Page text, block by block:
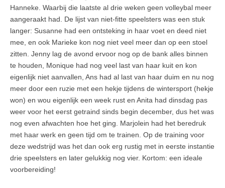
Hanneke. Waarbij die laatste al drie weken geen volleybal meer
aangeraakt had. De lijst van niet-fitte speelsters was een stuk
langer: Susanne had een ontsteking in haar voet en deed niet
mee, en ook Marieke kon nog niet veel meer dan op een stoel
zitten. Jenny lag de avond ervoor nog op de bank alles binnen
te houden, Monique had nog veel last van haar kuit en kon
eigenlijk niet aanvallen, Ans had al last van haar duim en nu nog
meer door een ruzie met een hekje tijdens de wintersport (hekje
won) en wou eigenlijk een week rust en Anita had dinsdag pas
weer voor het eerst getraind sinds begin december, dus het was
nog even afwachten hoe het ging. Marjolein had het beredruk
met haar werk en geen tijd om te trainen. Op de training voor
deze wedstrijd was het dan ook erg rustig met in eerste instantie
drie speelsters en later gelukkig nog vier. Kortom: een ideale
voorbereiding!